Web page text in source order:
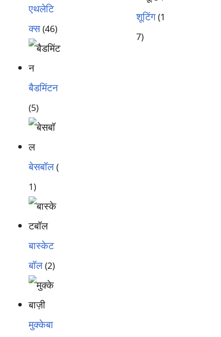
एथलेटि
क्स (46)
बैडमिंटन
(5)
बेसबॉल (
1)
बास्केट
बॉल (2)
मुक्केबा
शूटिंग (1
7)